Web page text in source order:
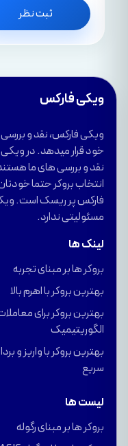
ثبت نظر
ویکی فارکس
خود قرار میدهد. در ویکی
نقد و بررسی های ما
انتخاب بروکر حتما
فارکس پر ریسک است.
مسئولیتی ندارد.
لینک ها
بروکر ها بر مبنای تجربه
بهترین بروکر با اهرم بالا
بهترین بروکر برای
الگوریتیمیک
بهترین بروکر با واریز و
سریع
لیست ها
بروکر ها بر مبنای رگوله